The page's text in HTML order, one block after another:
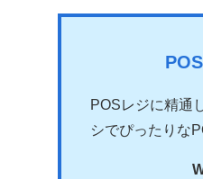
POSレジに精通
シでぴったりな